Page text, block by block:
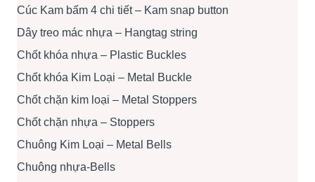
Cúc Kam bấm 4 chi tiết – Kam snap button
Dây treo mác nhựa – Hangtag string
Chốt khóa nhựa – Plastic Buckles
Chốt khóa Kim Loại – Metal Buckle
Chốt chặn kim loại – Metal Stoppers
Chốt chặn nhựa – Stoppers
Chuông Kim Loại – Metal Bells
Chuông nhựa-Bells